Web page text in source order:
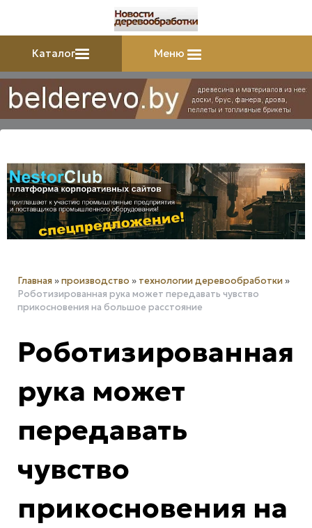
Каталог Меню
Главная »производство » технологии деревообработки »
Роботизированная рука может передавать чувство
прикосновения на большое расстояние
Роботизированная
рука может
передавать
чувство
прикосновения на